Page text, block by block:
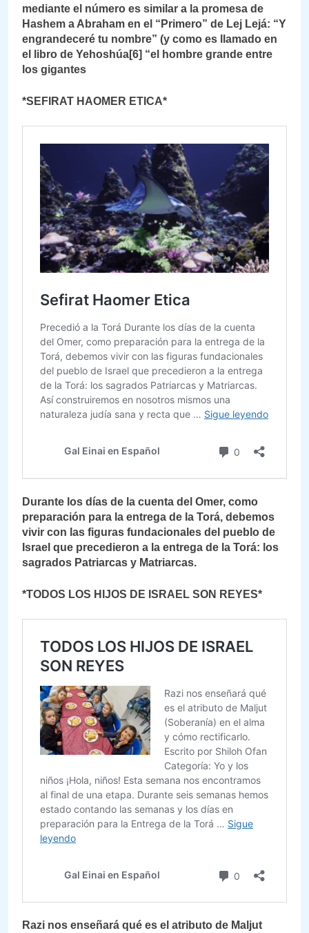
mediante el número es similar a la promesa de
Hashem a Abraham en el “Primero” de Lej Lejá: “Y
engrandeceré tu nombre” (y como es llamado en
el libro de Yehoshúa[6] “el hombre grande entre
los gigantes
*SEFIRAT HAOMER ETICA*
Durante los días de la cuenta del Omer, como
preparación para la entrega de la Torá, debemos
vivir con las figuras fundacionales del pueblo de
Israel que precedieron a la entrega de la Torá: los
sagrados Patriarcas y Matriarcas.
*TODOS LOS HIJOS DE ISRAEL SON REYES*
Razi nos enseñará qué es el atributo de Maljut